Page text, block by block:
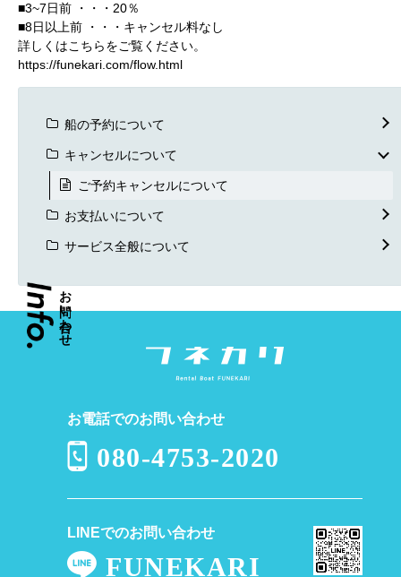
■3~7日前 ・・・20％
■8日以上前 ・・・キャンセル料なし
詳しくはこちらをご覧ください。
https://funekari.com/flow.html
船の予約について
キャンセルについて
ご予約キャンセルについて
お支払いについて
サービス全般について
お
い
わ
せ
お電話でのお問い合わせ
080-4753-2020
LINEでのお問い合わせ
FUNEKARI